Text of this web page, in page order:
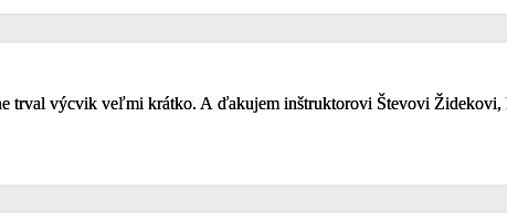
trval výcvik veľmi krátko. A ďakujem inštruktorovi Števovi Židekovi,